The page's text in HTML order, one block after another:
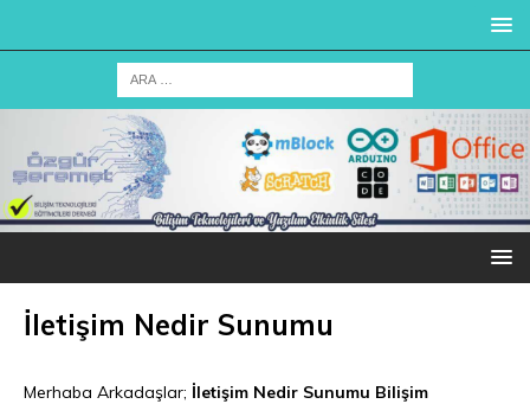
İletişim Nedir Sunumu
Merhaba Arkadaşlar; İletişim Nedir Sunumu Bilişim